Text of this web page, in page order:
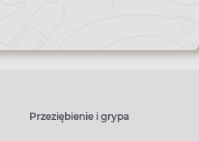
Przeziębienie i grypa